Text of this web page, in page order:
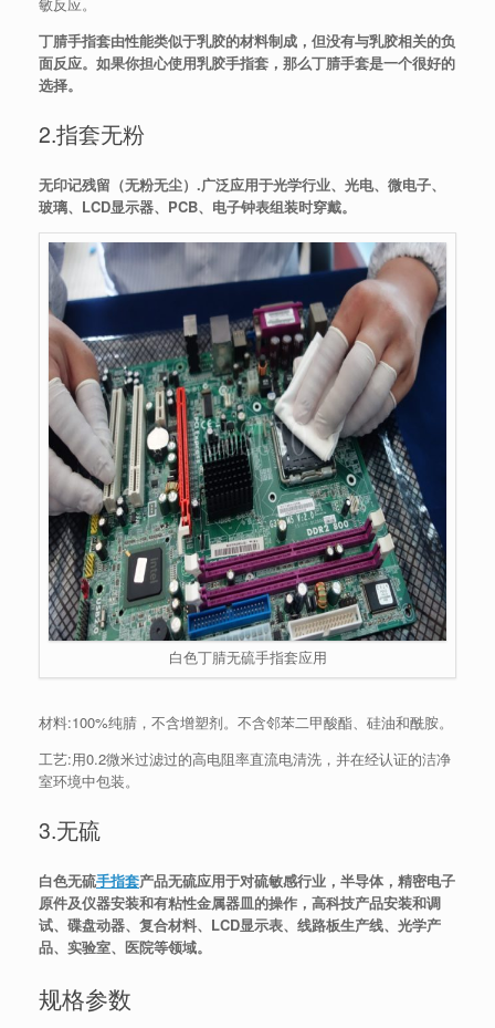
丁腈手指套由性能类似于乳胶的材料制成，但没有与乳胶相关的负
面反应。如果你担心使用乳胶手指套，那么丁腈手套是一个很好的
选择。
2.指套无粉
无印记残留（无粉无尘）.广泛应用于光学行业、光电、微电子、
玻璃、LCD显示器、PCB、电子钟表组装时穿戴。
白色丁腈无硫手指套应用
材料:100%纯腈，不含增塑剂。不含邻苯二甲酸酯、硅油和酰胺。
工艺:用0.2微米过滤过的高电阻率直流电清洗，并在经认证的洁净
室环境中包装。
3.无硫
白色无硫手指套产品无硫应用于对硫敏感行业，半导体，精密电子
原件及仪器安装和有粘性金属器皿的操作，高科技产品安装和调
试、碟盘动器、复合材料、LCD显示表、线路板生产线、光学产
品、实验室、医院等领域。
规格参数